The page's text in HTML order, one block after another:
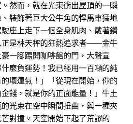
然而，就在光束衝出屋頂的一瞬
裝飾著巨大公牛角的悍馬車猛地
座上走下一個全身肌肉、戴著鑽
正是林天秤的狂熱追求者——金牛
一腳踢開咖啡館的門，大聲宣
麼負運勢！我已經用一百噸的純
壞運氣！」「從現在開始，你的
錢，就是你的正面能量！」牛土
光束在空中瞬間扭曲，與一種夾
對撞。天空開始下起了荒謬的